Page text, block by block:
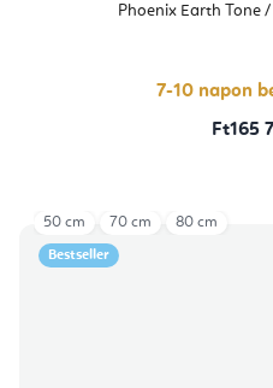
Phoenix Earth Tone
7-10 napon
Ft165
Bestseller
50 cm 70 cm 80 cm